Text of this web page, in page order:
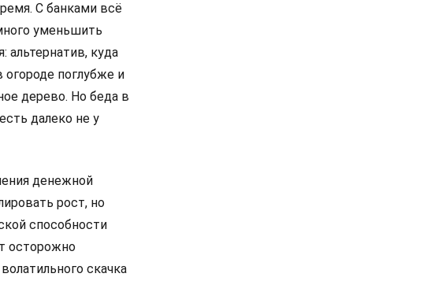
С банками всё
уменьшить
альтернатив, куда
поглубже и
дерево. Но беда в
далеко не у
денежной
рост, но
способности
осторожно
скачка